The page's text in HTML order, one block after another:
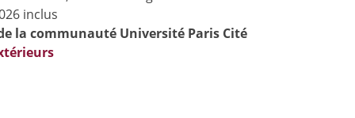
inclus
la communauté Université Paris Cité